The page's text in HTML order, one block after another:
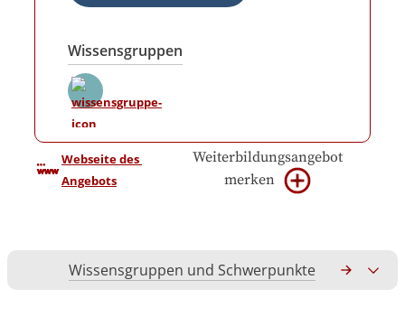
Wissensgruppen
Webseite des
Angebots
Weiterbildungsangebot
merken
Wissensgruppen und Schwerpunkte